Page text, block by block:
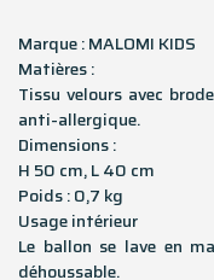
Marque : MALOMI KIDS
Matières :
Tissu velours avec
anti-allergique.
Dimensions :
H 50 cm, L 40 cm
Poids : 0,7 kg
Usage intérieur
Le ballon se lave en
déhoussable.